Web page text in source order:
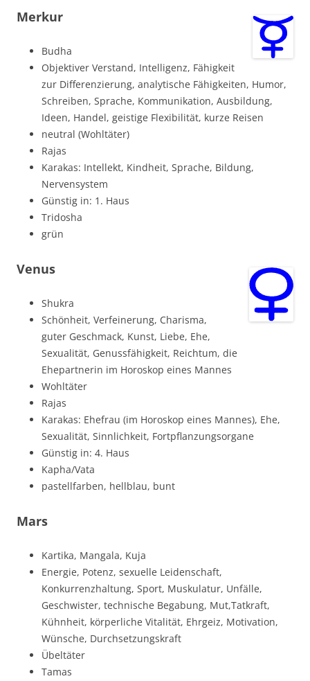
Merkur
Budha
Objektiver Verstand, Intelligenz, Fähigkeit
zur Differenzierung, analytische Fähigkeiten, Humor,
Schreiben, Sprache, Kommunikation, Ausbildung,
Ideen, Handel, geistige Flexibilität, kurze Reisen
neutral (Wohltäter)
Rajas
Karakas: Intellekt, Kindheit, Sprache, Bildung,
Nervensystem
Günstig in: 1. Haus
Tridosha
grün
Venus
Shukra
Schönheit, Verfeinerung, Charisma,
guter Geschmack, Kunst, Liebe, Ehe,
Sexualität, Genussfähigkeit, Reichtum, die
Ehepartnerin im Horoskop eines Mannes
Wohltäter
Rajas
Karakas: Ehefrau (im Horoskop eines Mannes), Ehe,
Sexualität, Sinnlichkeit, Fortpflanzungsorgane
Günstig in: 4. Haus
Kapha/Vata
pastellfarben, hellblau, bunt
Mars
Kartika, Mangala, Kuja
Energie, Potenz, sexuelle Leidenschaft,
Konkurrenzhaltung, Sport, Muskulatur, Unfälle,
Geschwister, technische Begabung, Mut,Tatkraft,
Kühnheit, körperliche Vitalität, Ehrgeiz, Motivation,
Wünsche, Durchsetzungskraft
Übeltäter
Tamas